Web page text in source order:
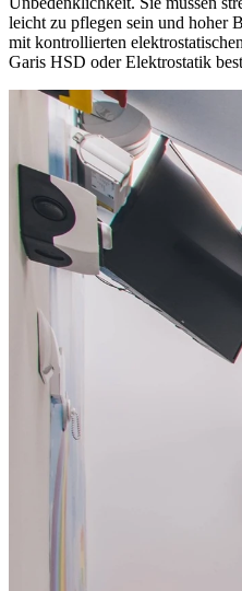
leicht zu pflegen sein und hoher
mit kontrollierten
Garis HSD oder Elektrostatik